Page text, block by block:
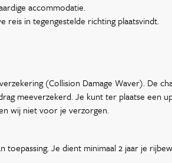
accommodatie.
reis in tegengestelde richting plaatsvindt.
(Collision Damage Waver). De
meeverzekerd. Je kunt ter plaatse een
wij niet voor je verzorgen.
Je dient minimaal 2 jaar je